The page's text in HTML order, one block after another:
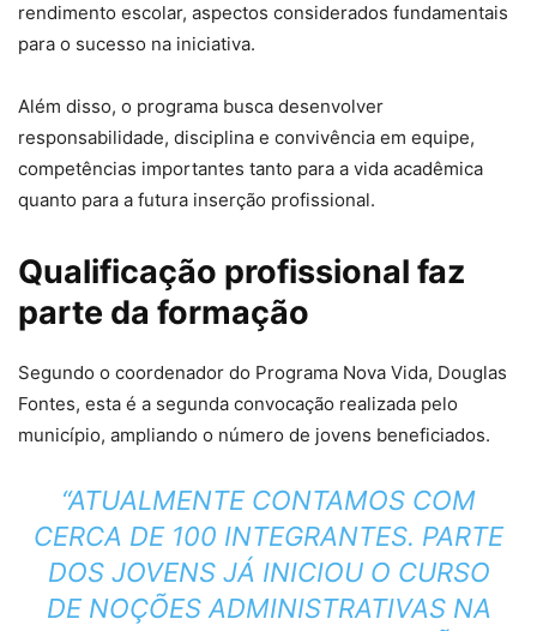
rendimento escolar, aspectos considerados fundamentais
para o sucesso na iniciativa.
Além disso, o programa busca desenvolver
responsabilidade, disciplina e convivência em equipe,
competências importantes tanto para a vida acadêmica
quanto para a futura inserção profissional.
Qualificação profissional faz
parte da formação
Segundo o coordenador do Programa Nova Vida, Douglas
Fontes, esta é a segunda convocação realizada pelo
município, ampliando o número de jovens beneficiados.
“ATUALMENTE CONTAMOS COM
CERCA DE 100 INTEGRANTES. PARTE
DOS JOVENS JÁ INICIOU O CURSO
DE NOÇÕES ADMINISTRATIVAS NA